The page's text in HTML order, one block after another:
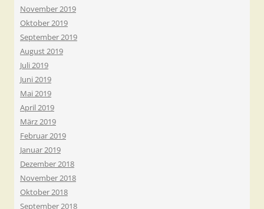
November 2019
Oktober 2019
September 2019
August 2019
Juli 2019
Juni 2019
Mai 2019
April 2019
März 2019
Februar 2019
Januar 2019
Dezember 2018
November 2018
Oktober 2018
September 2018